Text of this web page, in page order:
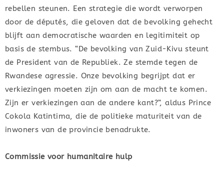
rebellen steunen. Een strategie die wordt verworpen
door de députés, die geloven dat de bevolking gehecht
blijft aan democratische waarden en legitimiteit op
basis de stembus. “De bevolking van Zuid-Kivu steunt
de President van de Republiek. Ze stemde tegen de
Rwandese agressie. Onze bevolking begrijpt dat er
verkiezingen moeten zijn om aan de macht te komen.
Zijn er verkiezingen aan de andere kant?”, aldus Prince
Cokola Katintima, die de politieke maturiteit van de
inwoners van de provincie benadrukte.
Commissie voor humanitaire hulp